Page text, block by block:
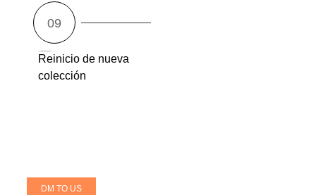
Reinicio de nueva
colección
DM TO US